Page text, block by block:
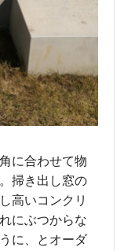
に合わせて物
掃き出し窓の
高いコンクリ
にぶつからな
に、とオーダ